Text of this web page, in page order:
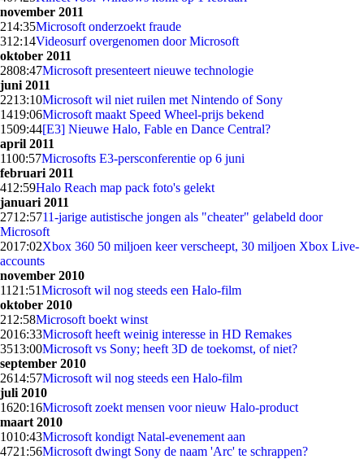
november 2011
214:35Microsoft onderzoekt fraude
312:14Videosurf overgenomen door Microsoft
oktober 2011
2808:47Microsoft presenteert nieuwe technologie
juni 2011
2213:10Microsoft wil niet ruilen met Nintendo of Sony
1419:06Microsoft maakt Speed Wheel-prijs bekend
1509:44[E3] Nieuwe Halo, Fable en Dance Central?
april 2011
1100:57Microsofts E3-persconferentie op 6 juni
februari 2011
412:59Halo Reach map pack foto's gelekt
januari 2011
2712:5711-jarige autistische jongen als "cheater" gelabeld door
Microsoft
2017:02Xbox 360 50 miljoen keer verscheept, 30 miljoen Xbox Live-
accounts
november 2010
11 21:51Microsoft wil nog steeds een Halo-film
oktober 2010
212:58Microsoft boekt winst
2016:33Microsoft heeft weinig interesse in HD Remakes
3513:00Microsoft vs Sony; heeft 3D de toekomst, of niet?
september 2010
2614:57Microsoft wil nog steeds een Halo-film
juli 2010
1620:16Microsoft zoekt mensen voor nieuw Halo-product
maart 2010
1010:43Microsoft kondigt Natal-evenement aan
4721:56Microsoft dwingt Sony de naam 'Arc' te schrappen?